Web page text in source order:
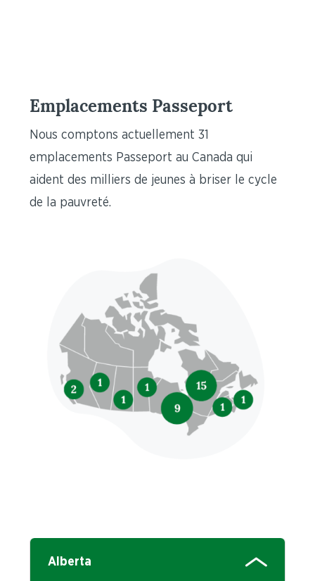
Emplacements Passeport
Nous comptons actuellement 31
emplacements Passeport au Canada qui
aident des milliers de jeunes à briser le cycle
de la pauvreté.
Alberta